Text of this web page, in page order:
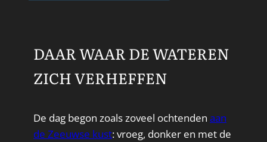
DAAR WAAR DE WATEREN
ZICH VERHEFFEN
De dag begon zoals zoveel ochtenden aan
de Zeeuwse kust: vroeg, donker en met de